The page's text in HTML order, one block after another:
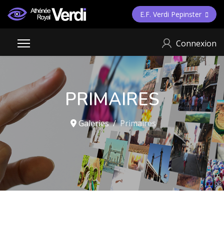
E.F. Verdi Pepinster
Connexion
PRIMAIRES
Galeries Primaires